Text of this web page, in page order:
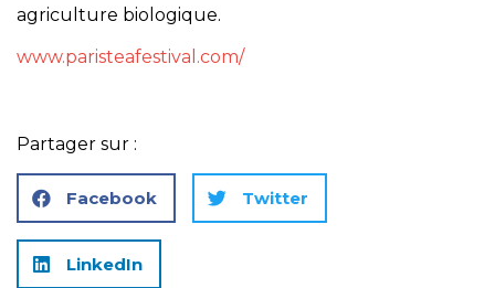
agriculture biologique.
www.paristeafestival.com/
Partager sur :
Facebook Twitter
LinkedIn